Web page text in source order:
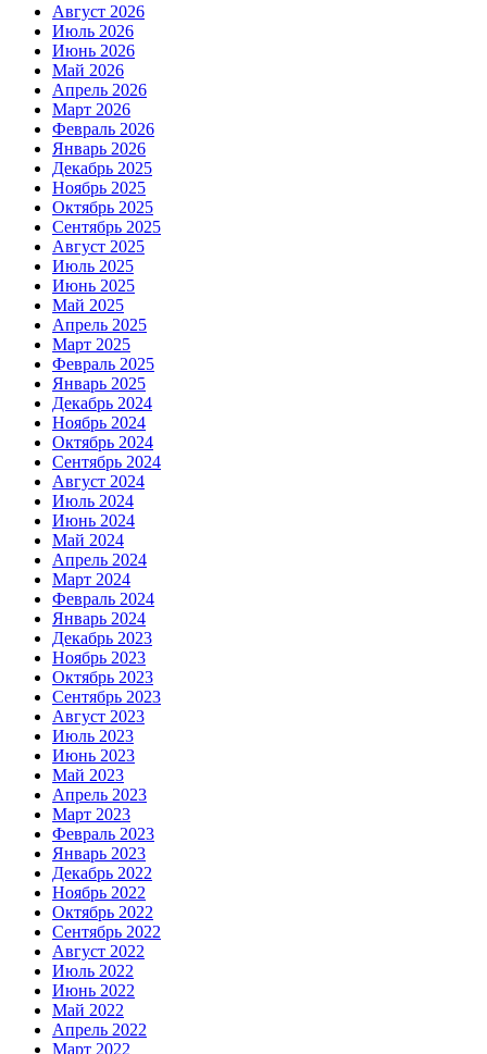
Август 2026
Июль 2026
Июнь 2026
Май 2026
Апрель 2026
Март 2026
Февраль 2026
Январь 2026
Декабрь 2025
Ноябрь 2025
Октябрь 2025
Сентябрь 2025
Август 2025
Июль 2025
Июнь 2025
Май 2025
Апрель 2025
Март 2025
Февраль 2025
Январь 2025
Декабрь 2024
Ноябрь 2024
Октябрь 2024
Сентябрь 2024
Август 2024
Июль 2024
Июнь 2024
Май 2024
Апрель 2024
Март 2024
Февраль 2024
Январь 2024
Декабрь 2023
Ноябрь 2023
Октябрь 2023
Сентябрь 2023
Август 2023
Июль 2023
Июнь 2023
Май 2023
Апрель 2023
Март 2023
Февраль 2023
Январь 2023
Декабрь 2022
Ноябрь 2022
Октябрь 2022
Сентябрь 2022
Август 2022
Июль 2022
Июнь 2022
Май 2022
Апрель 2022
Март 2022